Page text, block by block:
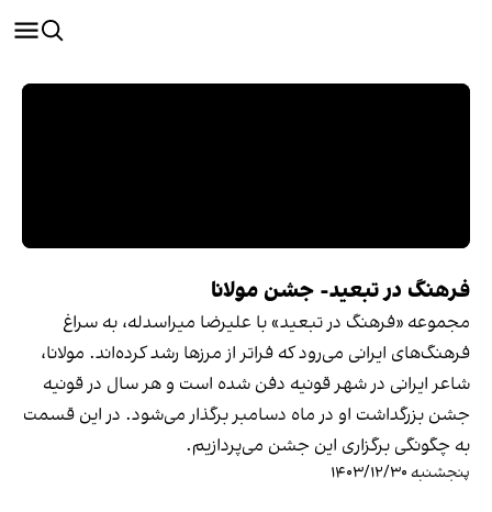
فرهنگ در تبعید- جشن مولانا
مجموعه‌ «فرهنگ در تبعید» با علیرضا میراسدله، به سراغ
فرهنگ‌های ایرانی می‌رود که فراتر از مرزها رشد کرده‌اند. مولانا،
شاعر ایرانی در شهر قونیه دفن شده است و هر سال در قونیه
جشن بزرگداشت او در ماه دسامبر برگذار می‌شود. در این قسمت
به چگونگی برگزاری این جشن می‌پردازیم.
پنجشنبه ۱۴۰۳/۱۲/۳۰